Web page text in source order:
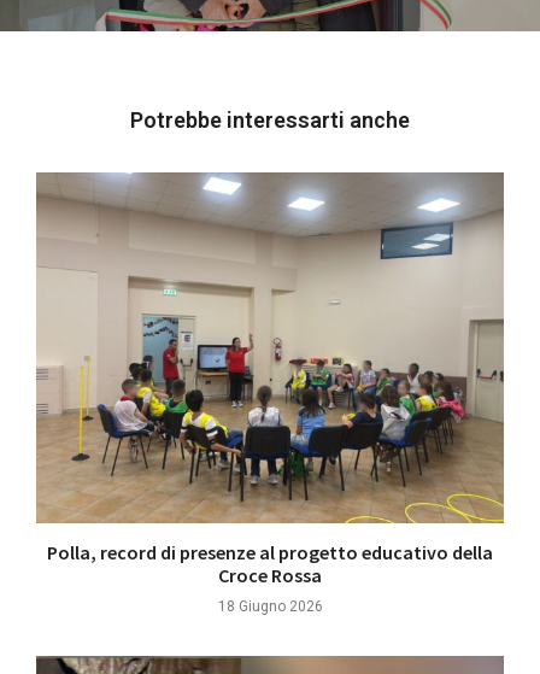
Potrebbe interessarti anche
Polla, record di presenze al progetto educativo della
Croce Rossa
18 Giugno 2026